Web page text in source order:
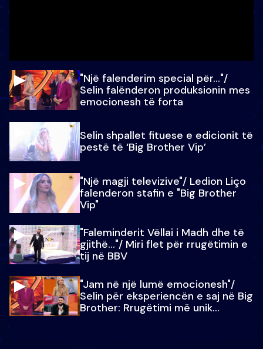
"Një falenderim special për…"/
Selin falënderon produksionin mes
emocionesh të forta
Selin shpallet fituese e edicionit të
pestë të ‘Big Brother Vip’
"Një magji televizive"/ Ledion Liço
falenderon stafin e "Big Brother
Vip"
"Faleminderit Vëllai i Madh dhe të
gjithë…"/ Miri flet për rrugëtimin e
tij në BBV
"Jam në një lumë emocionesh"/
Selin për eksperiencën e saj në Big
Brother: Rrugëtimi më unik…